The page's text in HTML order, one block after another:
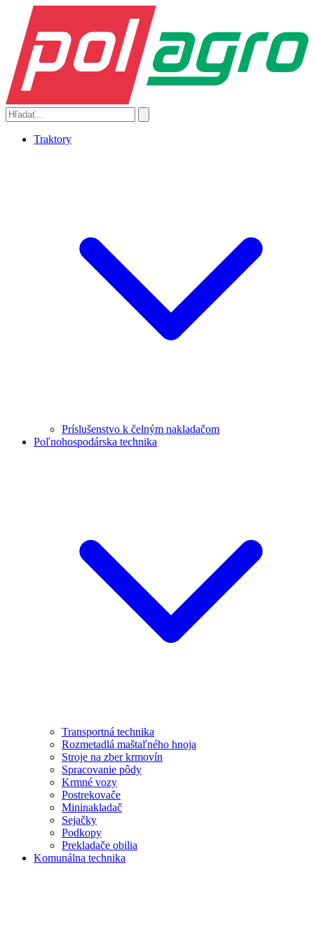
Traktory
Príslušenstvo k čelným nakladačom
Poľnohospodárska technika
Transportná technika
Rozmetadlá maštaľného hnoja
Stroje na zber krmovín
Spracovanie pôdy
Krmné vozy
Postrekovače
Mininakladač
Sejačky
Podkopy
Prekladače obilia
Komunálna technika